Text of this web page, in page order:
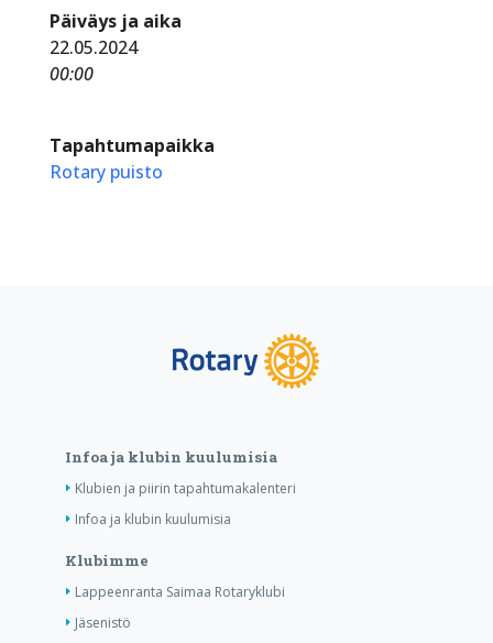
Päiväys ja aika
22.05.2024
00:00
Tapahtumapaikka
Rotary puisto
Infoa ja klubin kuulumisia
Klubien ja piirin tapahtumakalenteri
Infoa ja klubin kuulumisia
Klubimme
Lappeenranta Saimaa Rotaryklubi
Jäsenistö